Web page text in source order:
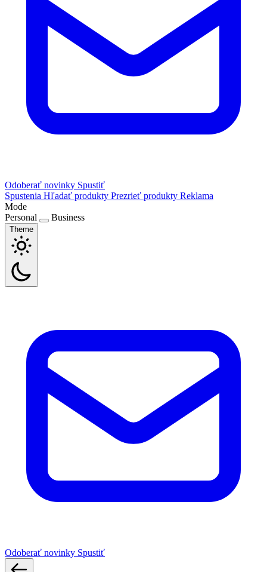
Odoberať novinky Spustiť
Spustenia Hľadať produkty Prezrieť produkty Reklama
Mode
Personal
Business
Theme
Odoberať novinky Spustiť